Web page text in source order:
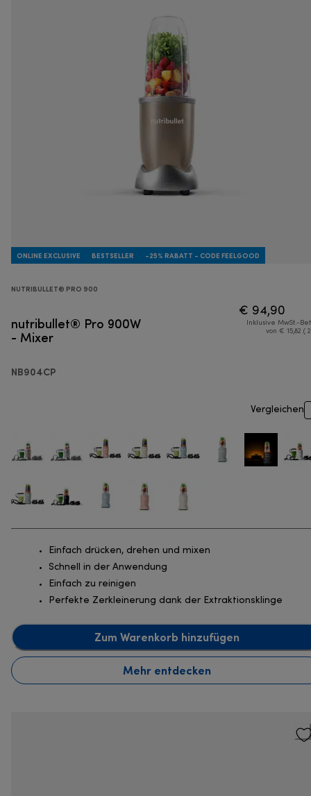
ONLINE EXCLUSIVE BESTSELLER -25% RABATT - CODE FEELGOOD
NUTRIBULLET® PRO 900
nutribullet® Pro 900W
- Mixer
NB904CP
€ 94,90
Inklusive MwSt.-
von € 15,82 (
Vergleichen
Einfach drücken, drehen und mixen
Schnell in der Anwendung
Einfach zu reinigen
Perfekte Zerkleinerung dank der Extraktionsklinge
Zum Warenkorb hinzufügen
Mehr entdecken